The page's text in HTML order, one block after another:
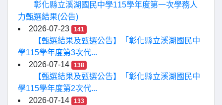
彰化縣立溪湖國民中學115學年度第一次學務人
力甄選結果(公告)
2026-07-23
141
【甄選結果及甄選公告】「彰化縣立溪湖國民中
學115學年度第3次代...
2026-07-14
138
【甄選結果及甄選公告】「彰化縣立溪湖國民中
學115學年度第2次代...
2026-07-14
133